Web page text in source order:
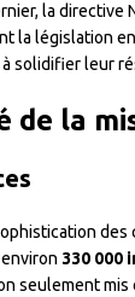
la directive
la législation
solidifier leur
de la
330 000
seulement